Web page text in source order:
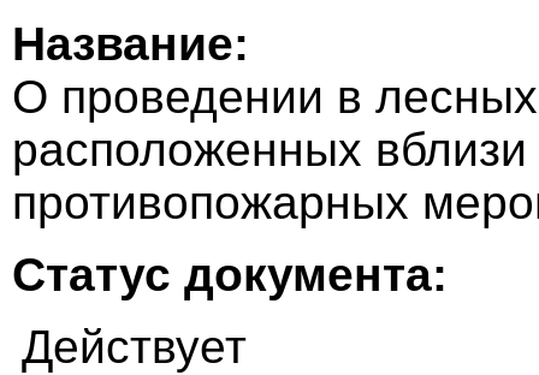
Название:
О проведении в
расположенных
противопожарных
Статус документа:
Действует